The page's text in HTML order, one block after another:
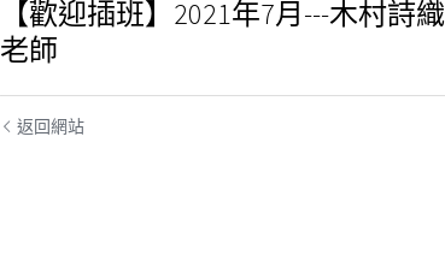
【歡迎插班】2021年7月---木村詩織
老師
返回網站